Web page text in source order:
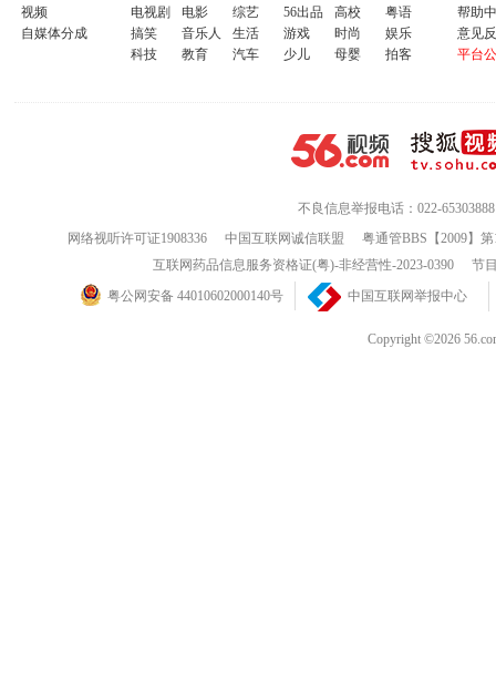
视频
自媒体分成
电视剧
电影 综艺 56出品 高校
粤语
搞笑
音乐人 生活 游戏 时尚
娱乐
科技
教育 汽车 少儿 母婴 拍客
帮助
意见
平台
不良信息举报电话：022-65303888
网络视听许可证1908336
中国互联网诚信联盟
粤通管BBS【2009】
互联网药品信息服务资格证(粤)-非经营性-2023-0390
节
粤公网安备 44010602000140号
中国互联网举报中心
Copyright ©2026